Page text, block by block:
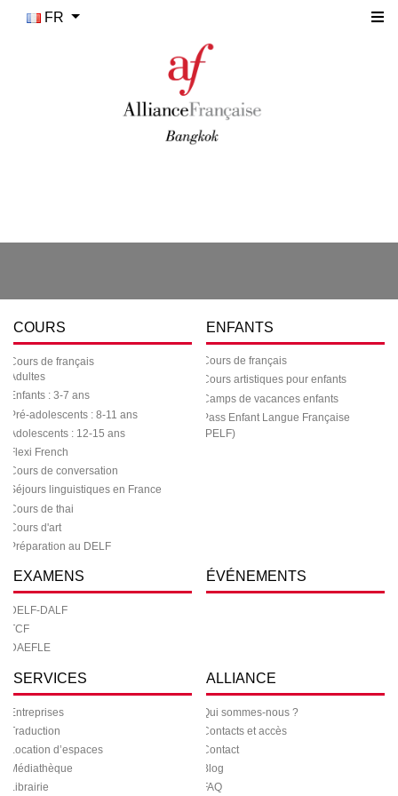
FR
COURS
Cours de français
Adultes
Enfants : 3-7 ans
Pré-adolescents : 8-11 ans
Adolescents : 12-15 ans
Flexi French
Cours de conversation
Séjours linguistiques en France
Cours de thai
Cours d'art
Préparation au DELF
ENFANTS
Cours de français
Cours artistiques pour enfants
Camps de vacances enfants
Pass Enfant Langue Française
(PELF)
EXAMENS
DELF-DALF
TCF
DAEFLE
ÉVÉNEMENTS
SERVICES
Entreprises
Traduction
Location d’espaces
Médiathèque
Librairie
ALLIANCE
Qui sommes-nous ?
Contacts et accès
Contact
Blog
FAQ